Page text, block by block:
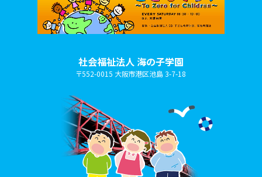
社会福祉法人 海の子学園
〒552-0015 大阪市港区池島 3-7-18